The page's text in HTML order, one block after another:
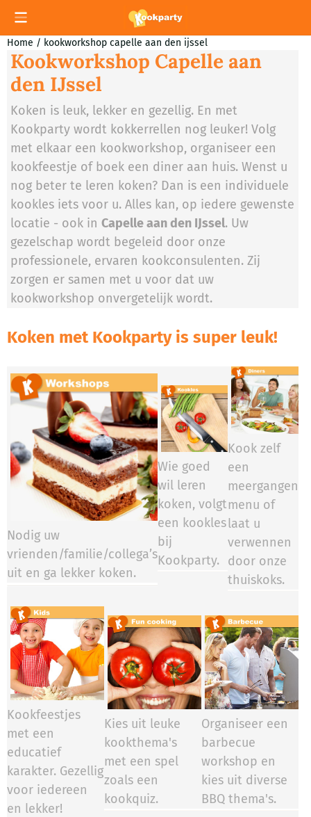
Cookievoorkeuren zijn momenteel gesloten.
Home / kookworkshop capelle aan den ijssel
Kookworkshop Capelle aan
den IJssel
Koken is leuk, lekker en gezellig. En met
Kookparty wordt kokkerrellen nog leuker! Volg
met elkaar een kookworkshop, organiseer een
kookfeestje of boek een diner aan huis. Wenst u
nog beter te leren koken? Dan is een individuele
kookles iets voor u. Alles kan, op iedere gewenste
locatie - ook in Capelle aan den IJssel. Uw
gezelschap wordt begeleid door onze
professionele, ervaren kookconsulenten. Zij
zorgen er samen met u voor dat uw
kookworkshop onvergetelijk wordt.
Koken met Kookparty is super leuk!
Nodig uw
vrienden/familie/collega’s
uit en ga lekker koken.
Wie goed
wil leren
koken, volgt
een kookles
bij
Kookparty.​​​​
Kook zelf
een
meergangen
menu of
laat u
verwennen
door onze
thuiskoks.
Kookfeestjes
met een
educatief
karakter. Gezellig
voor iedereen
en lekker!
Kies uit leuke
kookthema's
met een spel
zoals een
kookquiz.
Organiseer een
barbecue
workshop en
kies uit diverse
BBQ thema's.